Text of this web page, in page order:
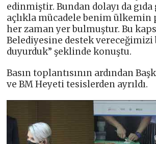
edinmiştir. Bundan dolayı da
açlıkla mücadele benim ülkemin
her zaman yer bulmuştur. Bu
Belediyesine destek vereceğimizi
duyurduk” şeklinde konuştu.
Basın toplantısının ardından
ve BM Heyeti tesislerden ayrıldı.